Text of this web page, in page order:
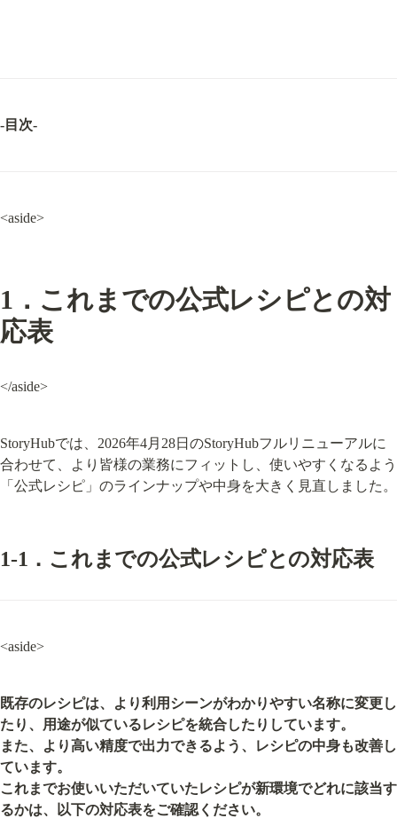
-目次-
<aside>
1．これまでの公式レシピとの対
応表
</aside>
StoryHubでは、2026年4月28日のStoryHubフルリニューアルに
合わせて、より皆様の業務にフィットし、使いやすくなるよう
「公式レシピ」のラインナップや中身を大きく見直しました。
1-1．これまでの公式レシピとの対応表
<aside>
既存のレシピは、より利用シーンがわかりやすい名称に変更し
たり、用途が似ているレシピを統合したりしています。
また、より高い精度で出力できるよう、レシピの中身も改善し
ています。
これまでお使いいただいていたレシピが新環境でどれに該当す
るかは、以下の対応表をご確認ください。